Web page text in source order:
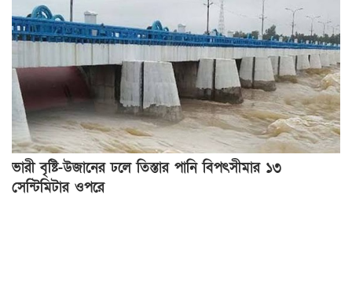
ভারী বৃষ্টি-উজানের ঢলে তিস্তার পানি বিপৎসীমার ১৩
সেন্টিমিটার ওপরে